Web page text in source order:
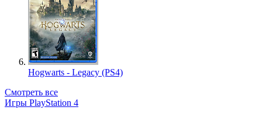
Hogwarts - Legacy (PS4)
Смотреть все
Игры PlayStation 4